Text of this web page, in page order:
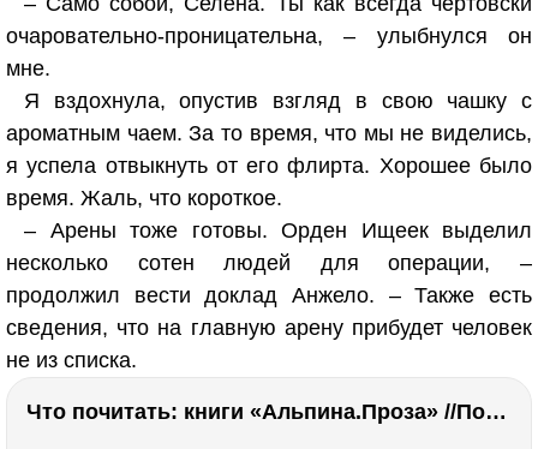
очаровательно-проницательна, – улыбнулся он
мне.
Я вздохнула, опустив взгляд в свою чашку с
ароматным чаем. За то время, что мы не виделись,
я успела отвыкнуть от его флирта. Хорошее было
время. Жаль, что короткое.
– Арены тоже готовы. Орден Ищеек выделил
несколько сотен людей для операции, –
продолжил вести доклад Анжело. – Также есть
сведения, что на главную арену прибудет человек
не из списка.
Что почитать: книги «Альпина.Проза» //Побяржина, Декабрев, Ронжина